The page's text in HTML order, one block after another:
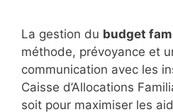
La gestion du budget
méthode, prévoyance et
communication avec les
Caisse d’Allocations
soit pour maximiser les